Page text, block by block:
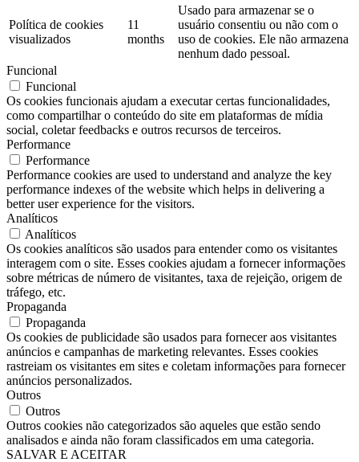
Política de cookies
visualizados
11
months
Usado para armazenar se o
usuário consentiu ou não com o
uso de cookies. Ele não armazena
nenhum dado pessoal.
Funcional
Funcional
Os cookies funcionais ajudam a executar certas funcionalidades,
como compartilhar o conteúdo do site em plataformas de mídia
social, coletar feedbacks e outros recursos de terceiros.
Performance
Performance
Performance cookies are used to understand and analyze the key
performance indexes of the website which helps in delivering a
better user experience for the visitors.
Analíticos
Analíticos
Os cookies analíticos são usados ​​para entender como os visitantes
interagem com o site. Esses cookies ajudam a fornecer informações
sobre métricas de número de visitantes, taxa de rejeição, origem de
tráfego, etc.
Propaganda
Propaganda
Os cookies de publicidade são usados ​​para fornecer aos visitantes
anúncios e campanhas de marketing relevantes. Esses cookies
rastreiam os visitantes em sites e coletam informações para fornecer
anúncios personalizados.
Outros
Outros
Outros cookies não categorizados são aqueles que estão sendo
analisados ​​e ainda não foram classificados em uma categoria.
SALVAR E ACEITAR